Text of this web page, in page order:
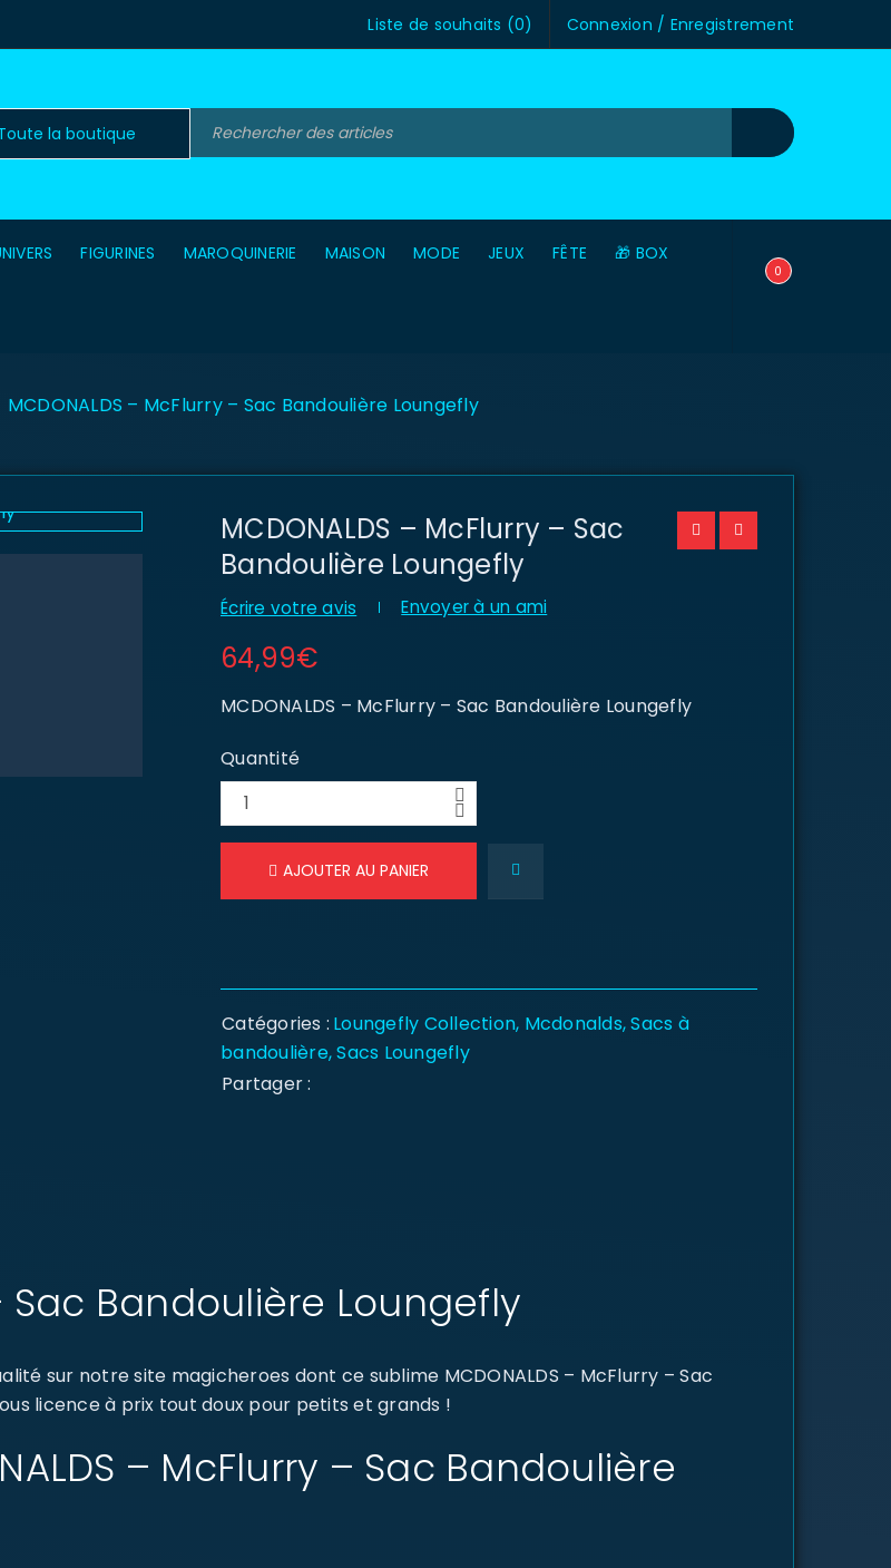
Connexion / Enregistrement
Liste de souhaits (0)
FIGURINES MAROQUINERIE MAISON MODE JEUX FÊTE 🎁 BOX
0
MCDONALDS – McFlurry – Sac Bandoulière Loungefly
MCDONALDS – McFlurry – Sac
Bandoulière Loungefly
Écrire votre avis Envoyer à un ami
64,99€
MCDONALDS – McFlurry – Sac Bandoulière Loungefly
Quantité
AJOUTER AU PANIER
Catégories : Loungefly Collection, Mcdonalds,Sacs à
bandoulière,Sacs Loungefly
Partager :
Sac Bandoulière Loungefly
sur notre site magicheroes dont ce sublime MCDONALDS – McFlurry – Sac
licence à prix tout doux pour petits et grands !
– McFlurry – Sac Bandoulière